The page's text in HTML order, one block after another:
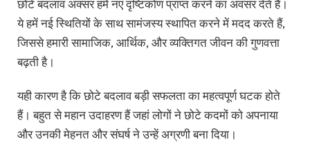
छोटे बदलाव अक्सर हमें नए दृष्टिकोण प्राप्त करने का अवसर देते हैं।
ये हमें नई स्थितियों के साथ सामंजस्य स्थापित करने में मदद करते हैं,
जिससे हमारी सामाजिक, आर्थिक, और व्यक्तिगत जीवन की गुणवत्ता
बढ़ती है।
यही कारण है कि छोटे बदलाव बड़ी सफलता का महत्वपूर्ण घटक होते
हैं। बहुत से महान उदाहरण हैं जहां लोगों ने छोटे कदमों को अपनाया
और उनकी मेहनत और संघर्ष ने उन्हें अग्रणी बना दिया।